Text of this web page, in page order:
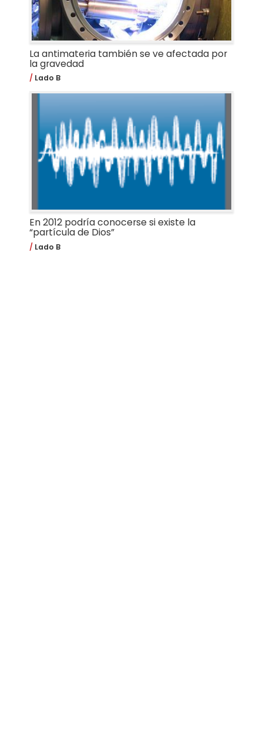
La antimateria también se ve afectada por
la gravedad
Lado B
En 2012 podría conocerse si existe la
“partícula de Dios”
Lado B